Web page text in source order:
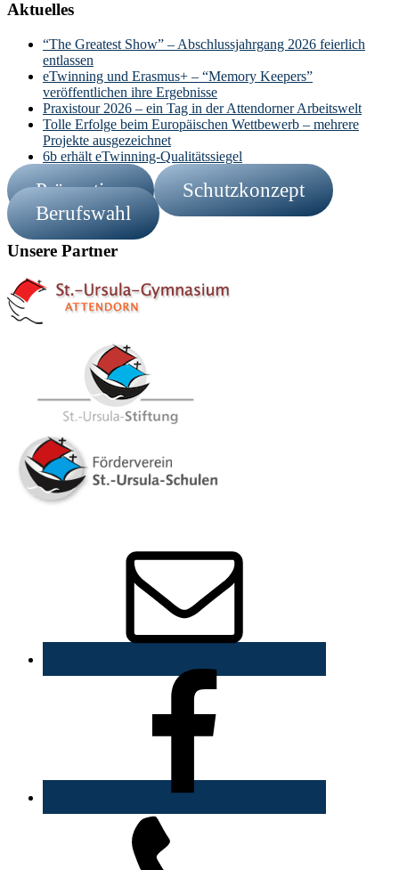
Aktuelles
“The Greatest Show” – Abschlussjahrgang 2026 feierlich
entlassen
eTwinning und Erasmus+ – “Memory Keepers”
veröffentlichen ihre Ergebnisse
Praxistour 2026 – ein Tag in der Attendorner Arbeitswelt
Tolle Erfolge beim Europäischen Wettbewerb – mehrere
Projekte ausgezeichnet
6b erhält eTwinning-Qualitätssiegel
Prävention
Schutzkonzept
Berufswahl
Unsere Partner